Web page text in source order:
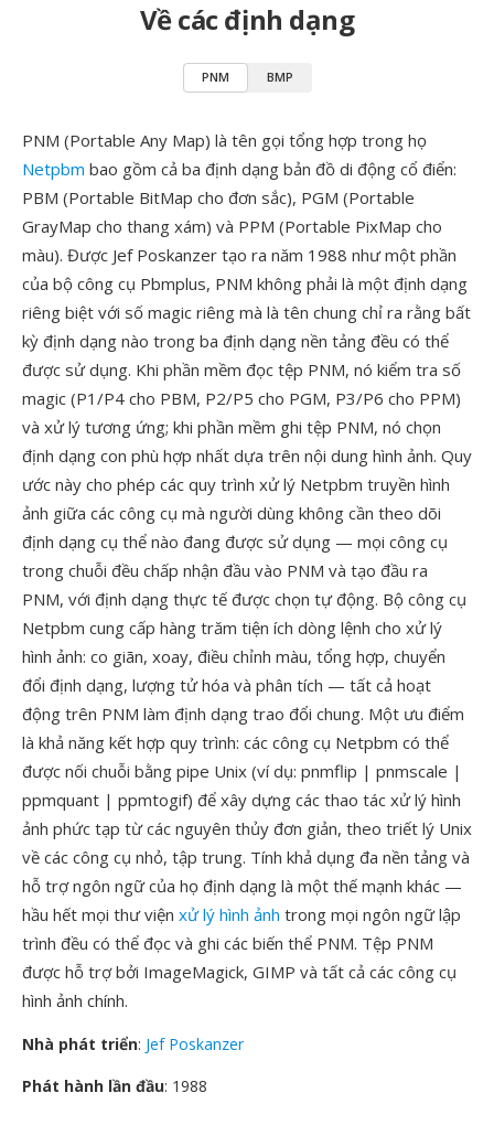
Về các định dạng
PNM BMP
PNM (Portable Any Map) là tên gọi tổng hợp trong họ
Netpbm bao gồm cả ba định dạng bản đồ di động cổ điển:
PBM (Portable BitMap cho đơn sắc), PGM (Portable
GrayMap cho thang xám) và PPM (Portable PixMap cho
màu). Được Jef Poskanzer tạo ra năm 1988 như một phần
của bộ công cụ Pbmplus, PNM không phải là một định dạng
riêng biệt với số magic riêng mà là tên chung chỉ ra rằng bất
kỳ định dạng nào trong ba định dạng nền tảng đều có thể
được sử dụng. Khi phần mềm đọc tệp PNM, nó kiểm tra số
magic (P1/P4 cho PBM, P2/P5 cho PGM, P3/P6 cho PPM)
và xử lý tương ứng; khi phần mềm ghi tệp PNM, nó chọn
định dạng con phù hợp nhất dựa trên nội dung hình ảnh. Quy
ước này cho phép các quy trình xử lý Netpbm truyền hình
ảnh giữa các công cụ mà người dùng không cần theo dõi
định dạng cụ thể nào đang được sử dụng — mọi công cụ
trong chuỗi đều chấp nhận đầu vào PNM và tạo đầu ra
PNM, với định dạng thực tế được chọn tự động. Bộ công cụ
Netpbm cung cấp hàng trăm tiện ích dòng lệnh cho xử lý
hình ảnh: co giãn, xoay, điều chỉnh màu, tổng hợp, chuyển
đổi định dạng, lượng tử hóa và phân tích — tất cả hoạt
động trên PNM làm định dạng trao đổi chung. Một ưu điểm
là khả năng kết hợp quy trình: các công cụ Netpbm có thể
được nối chuỗi bằng pipe Unix (ví dụ: pnmflip | pnmscale |
ppmquant | ppmtogif) để xây dựng các thao tác xử lý hình
ảnh phức tạp từ các nguyên thủy đơn giản, theo triết lý Unix
về các công cụ nhỏ, tập trung. Tính khả dụng đa nền tảng và
hỗ trợ ngôn ngữ của họ định dạng là một thế mạnh khác —
hầu hết mọi thư viện xử lý hình ảnh trong mọi ngôn ngữ lập
trình đều có thể đọc và ghi các biến thể PNM. Tệp PNM
được hỗ trợ bởi ImageMagick, GIMP và tất cả các công cụ
hình ảnh chính.
Nhà phát triển: Jef Poskanzer
Phát hành lần đầu: 1988